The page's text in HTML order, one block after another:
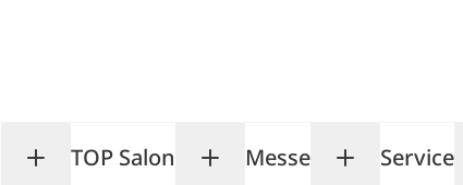
Toggle Magazin submenu
TOP Salon Toggle TOP Salon
Messe ToggleService